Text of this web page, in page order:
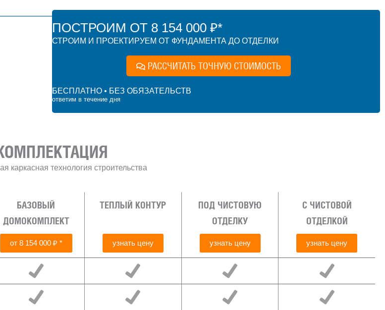
ПОСТРОИМ ОТ 8 154 000 ₽*
СТРОИМ И ПРОЕКТИРУЕМ ОТ ФУНДАМЕНТА ДО ОТДЕЛКИ
РАССЧИТАТЬ ТОЧНУЮ СТОИМОСТЬ
БЕСПЛАТНО • БЕЗ ОБЯЗАТЕЛЬСТВ
ответим в течение дня
каркасная технология строительства
БАЗОВЫЙ
ДОМОКОМПЛЕКТ
от 8 154 000 ₽ *
ТЕПЛЫЙ КОНТУР
узнать цену
ПОД ЧИСТОВУЮ
ОТДЕЛКУ
узнать цену
С ЧИСТОВОЙ
ОТДЕЛКОЙ
узнать цену